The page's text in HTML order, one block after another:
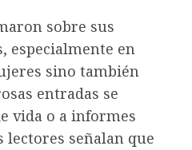
sobre sus
especialmente en
sino también
entradas se
vida o a informes
lectores señalan que